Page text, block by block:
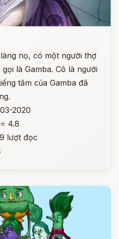
nọ, có một người thợ
là Gamba. Cô là người
tăm của Gamba đã
2020
⭐ 4.8
lượt đọc